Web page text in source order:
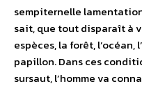
sempiternelle
sait, que tout disparaît à
espèces, la forêt, l’océan,
papillon. Dans ces
sursaut, l’homme va